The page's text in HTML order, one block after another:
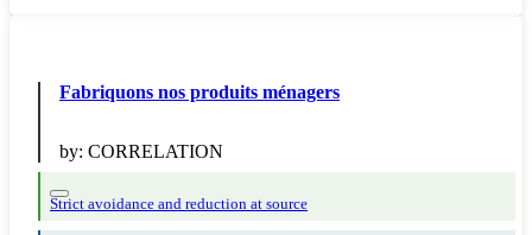
Fabriquons nos produits ménagers
by: CORRELATION
Strict avoidance and reduction at source